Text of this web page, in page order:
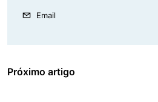
Email
Próximo artigo